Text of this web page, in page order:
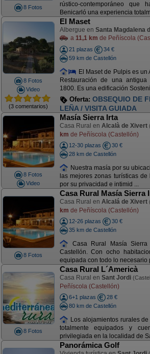
8 Fotos
rústico-contemporáneo
Benicarló una experiencia
8 Fotos
Video
(3 comentarios)
El Maset
Albergue en Santa Magdalena
a 11,1 km de Peñíscola
21 plazas
34 €
59 km de Castellón
El Maset de Pulpis es
Restauración de una
1800. Es una edificación
Oferta: OBSEQUIO DE
LEÑA / VISITA GUIADA
8 Fotos
Video
Masía Sierra Irta
Casa Rural en Alcalà de Xivert
km de Peñíscola (Castellón)
12-30 plazas
30 €
28 km de Castellón
Nuestra masía por su
las mejores zonas turísticas
por su privacidad e intimid ...
8 Fotos
Casa Rural Masía Sierra
Casa Rural en Alcalá de Xivert
km de Peñíscola (Castellón)
12-26 plazas
30 €
35 km de Castellón
Casa Rural Masía
Castellón. Con ocho
equipada con todo lo necesario
8 Fotos
Casa Rural L´Americà
Casa Rural en Sant Jordi
Peñíscola (Castellón)
6+1 plazas
28 €
80 km de Castellón
Los alojamientos rurales
totalmente equipados y
privilegiada en la localidad de
Panorámica Golf